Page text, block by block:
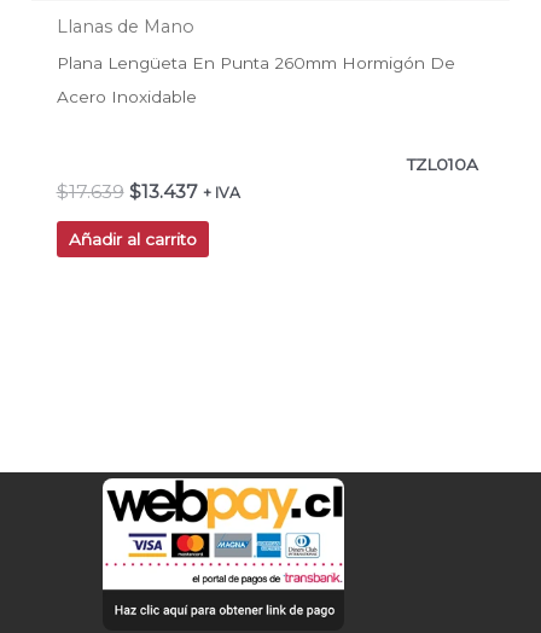
Llanas de Mano
Plana Lengüeta En Punta 260mm Hormigón De
Acero Inoxidable
TZL010A
$17.639 $13.437 + IVA
Añadir al carrito